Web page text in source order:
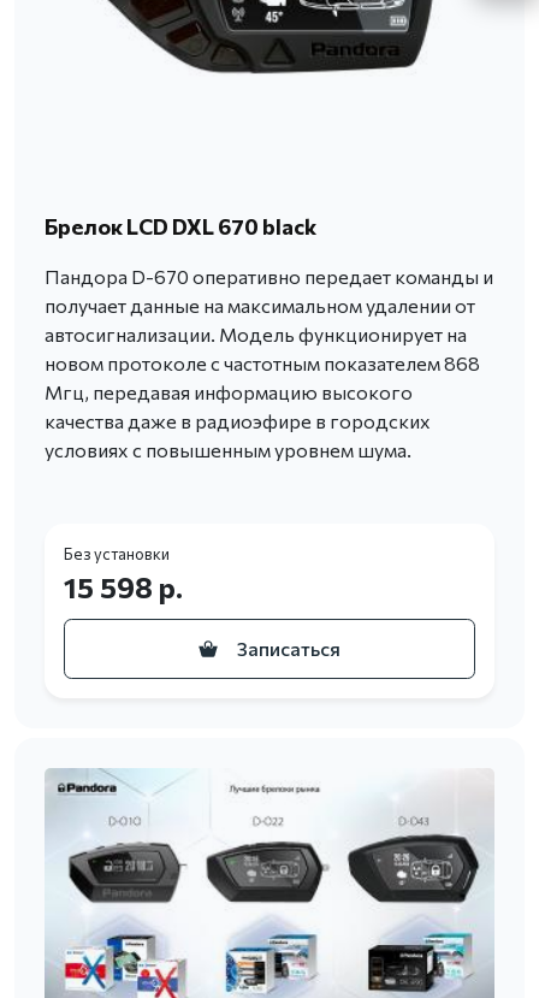
Брелок LCD DXL 670 black
Пандора D-670 оперативно передает команды и
получает данные на максимальном удалении от
автосигнализации. Модель функционирует на
новом протоколе с частотным показателем 868
Мгц, передавая информацию высокого
качества даже в радиоэфире в городских
условиях с повышенным уровнем шума.
Без установки
15 598 р.
Записаться